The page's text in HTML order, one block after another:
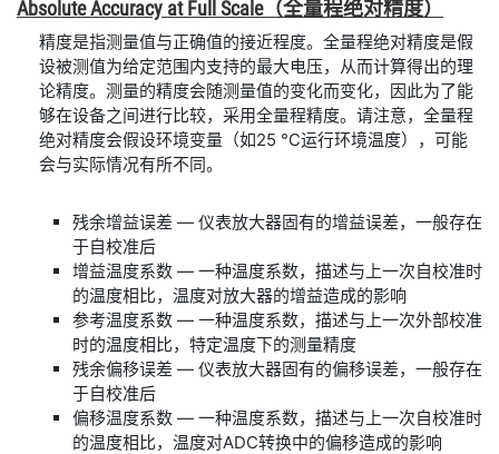
Absolute Accuracy at Full Scale（全量程绝对精度）
精度是指测量值与正确值的接近程度。全量程绝对精度是假
设被测值为给定范围内支持的最大电压，从而计算得出的理
论精度。测量的精度会随测量值的变化而变化，因此为了能
够在设备之间进行比较，采用全量程精度。请注意，全量程
绝对精度会假设环境变量（如25 °C运行环境温度），可能
会与实际情况有所不同。
残余增益误差 — 仪表放大器固有的增益误差，一般存在
于自校准后
增益温度系数 — 一种温度系数，描述与上一次自校准时
的温度相比，温度对放大器的增益造成的影响
参考温度系数 — 一种温度系数，描述与上一次外部校准
时的温度相比，特定温度下的测量精度
残余偏移误差 — 仪表放大器固有的偏移误差，一般存在
于自校准后
偏移温度系数 — 一种温度系数，描述与上一次自校准时
的温度相比，温度对ADC转换中的偏移造成的影响